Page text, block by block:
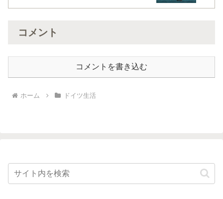
コメント
コメントを書き込む
ホーム ドイツ生活